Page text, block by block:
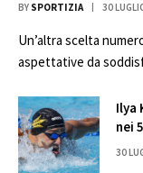
BY SPORTIZIA 30
Un’altra scelta
aspettative da
Ilya
nei
30